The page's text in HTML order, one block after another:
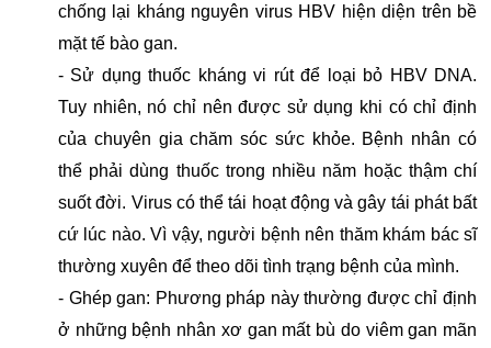
chống lại kháng nguyên virus HBV hiện diện trên bề
mặt tế bào gan.
- Sử dụng thuốc kháng vi rút để loại bỏ HBV DNA.
Tuy nhiên, nó chỉ nên được sử dụng khi có chỉ định
của chuyên gia chăm sóc sức khỏe. Bệnh nhân có
thể phải dùng thuốc trong nhiều năm hoặc thậm chí
suốt đời. Virus có thể tái hoạt động và gây tái phát bất
cứ lúc nào. Vì vậy, người bệnh nên thăm khám bác sĩ
thường xuyên để theo dõi tình trạng bệnh của mình.
- Ghép gan: Phương pháp này thường được chỉ định
ở những bệnh nhân xơ gan mất bù do viêm gan mãn